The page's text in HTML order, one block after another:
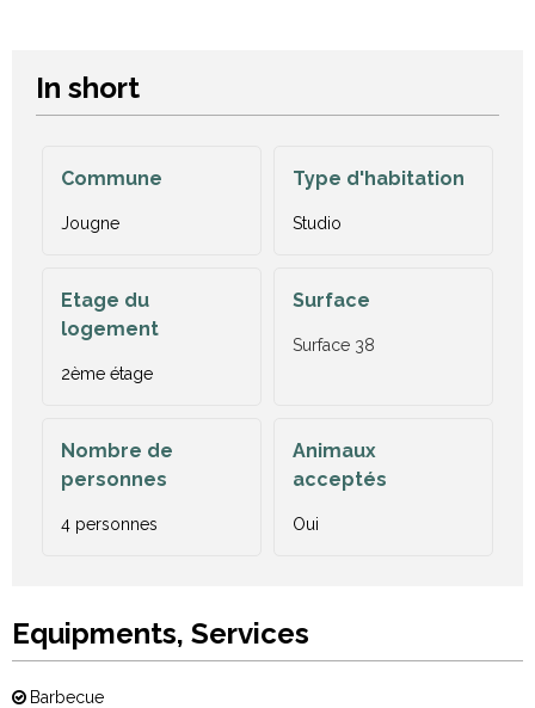
In short
Commune
Jougne
Type d'habitation
Studio
Etage du
logement
2ème étage
Surface
Surface 38
Nombre de
personnes
4 personnes
Animaux
acceptés
Oui
Equipments, Services
Barbecue